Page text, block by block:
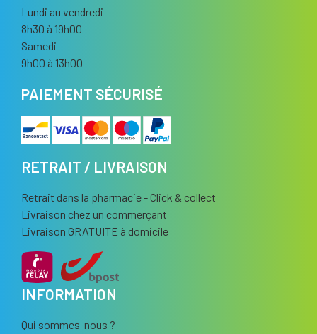
Lundi au vendredi
8h30 à 19h00
Samedi
9h00 à 13h00
PAIEMENT SÉCURISÉ
RETRAIT / LIVRAISON
Retrait dans la pharmacie - Click & collect
Livraison chez un commerçant
Livraison GRATUITE à domicile
INFORMATION
Qui sommes-nous ?